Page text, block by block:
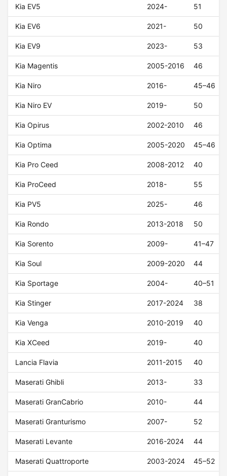
Kia EV5 2024- 51
Kia EV6 2021- 50
Kia EV9 2023- 53
Kia Magentis 2005-2016 46
Kia Niro 2016- 45–46
Kia Niro EV 2019- 50
Kia Opirus 2002-2010 46
Kia Optima 2005-2020 45–46
Kia Pro Ceed 2008-2012 40
Kia ProCeed 2018- 55
Kia PV5 2025- 46
Kia Rondo 2013-2018 50
Kia Sorento 2009- 41–47
Kia Soul 2009-2020 44
Kia Sportage 2004- 40–51
Kia Stinger 2017-2024 38
Kia Venga 2010-2019 40
Kia XCeed 2019- 40
Lancia Flavia 2011-2015 40
Maserati Ghibli 2013- 33
Maserati GranCabrio 2010- 44
Maserati Granturismo 2007- 52
Maserati Levante 2016-2024 44
Maserati Quattroporte 2003-2024 45–52